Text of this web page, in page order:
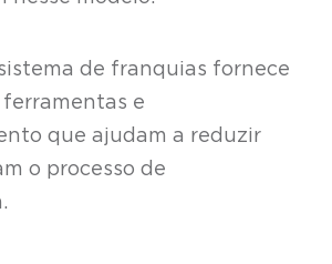
de franquias fornece
e
que ajudam a reduzir
o processo de